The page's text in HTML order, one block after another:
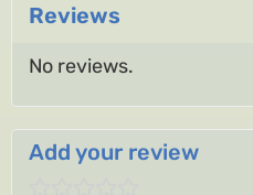
Reviews
No reviews.
Add your review